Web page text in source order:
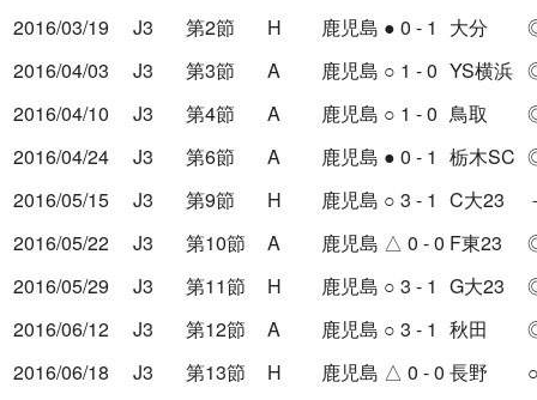
2016/03/19
J3 第2節 H 鹿児島 ● 0 - 1 大分
2016/04/03
J3 第3節 A 鹿児島 ○ 1 - 0 YS横浜
2016/04/10
J3 第4節 A 鹿児島 ○ 1 - 0 鳥取
2016/04/24
J3 第6節 A 鹿児島 ● 0 - 1 栃木SC
2016/05/15
J3 第9節 H 鹿児島 ○ 3 - 1 C大23
2016/05/22
J3 第10節 A 鹿児島 △ 0 - 0 F東23
2016/05/29
J3 第11節 H 鹿児島 ○ 3 - 1 G大23
2016/06/12
J3 第12節 A 鹿児島 ○ 3 - 1 秋田
2016/06/18
J3 第13節 H 鹿児島 △ 0 - 0 長野